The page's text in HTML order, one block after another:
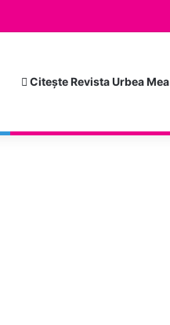
Citește Revista Urbea Mea